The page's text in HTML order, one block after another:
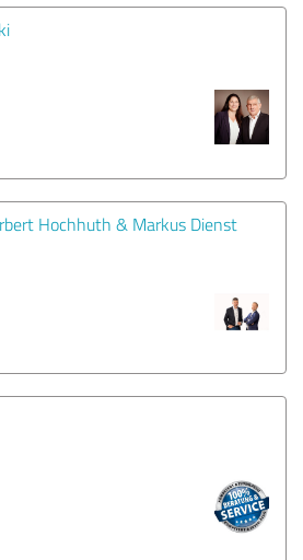
Hochhuth & Markus Dienst